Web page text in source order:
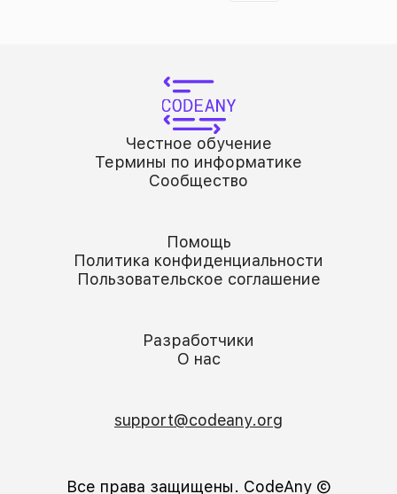
Честное обучение
Термины по информатике
Сообщество
Помощь
Политика конфиденциальности
Пользовательское соглашение
Разработчики
О нас
support@codeany.org
Все права защищены. CodeAny Ⓒ